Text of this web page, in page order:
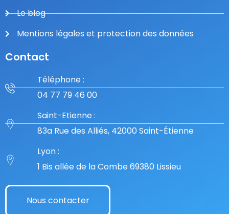
Le blog
Mentions légales et protection des données
Contact
Téléphone :
04 77 79 46 00
Saint-Etienne :
83a Rue des Alliés, 42000 Saint-Étienne
Lyon :
1 Bis allée de la Combe 69380 Lissieu
Nous contacter